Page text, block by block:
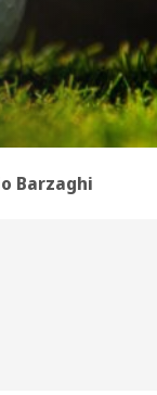
Barzaghi